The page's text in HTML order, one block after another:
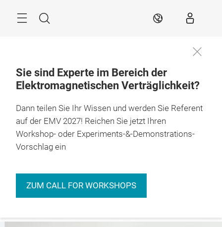
Suche DE
Sie sind Experte im Bereich der
Elektromagnetischen Verträglichkeit?
Dann teilen Sie Ihr Wissen und werden Sie Referent
auf der EMV 2027! Reichen Sie jetzt Ihren
Workshop- oder Experiments-&-Demonstrations-
Vorschlag ein
ZUM CALL FOR WORKSHOPS
Stuttgart
informiert
bleiben